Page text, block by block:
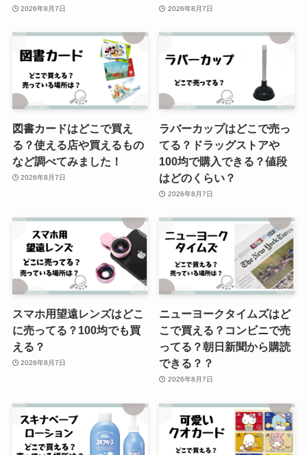
てる？コストコやカルディで買え
る？
正座椅子の取扱店をご紹介！
2026年8月7日 2026年8月7日
図書カードはどこで買え
る？使える店や買えるもの
など調べてみました！
2026年8月7日
ラバーカップはどこで売っ
てる？ドラッグストアや
100均で購入できる？値段
はどのくらい？
2026年8月7日
スマホ用望遠レンズはどこ
に売ってる？100均でも買
える？
2026年8月7日
ニューヨークタイムズはど
こで買える？コンビニで売
ってる？朝日新聞から購読
できる？？
2026年8月7日